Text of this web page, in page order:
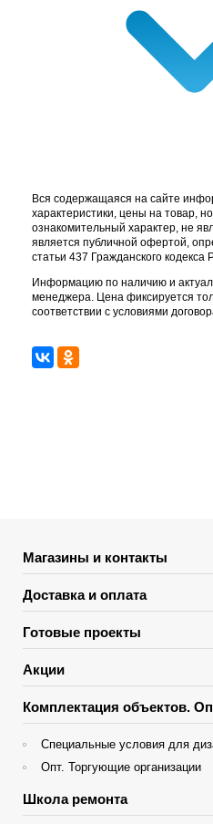
Вся содержащаяся на сайте
характеристики, цены на товар,
ознакомительный характер, не
является публичной офертой,
статьи 437 Гражданского кодекса
Информацию по наличию и
менеджера. Цена фиксируется
соответствии с условиями
Магазины и контакты
Доставка и оплата
Готовые проекты
Акции
Комплектация объектов.
Специальные условия для
Опт. Торгующие организации
Школа ремонта